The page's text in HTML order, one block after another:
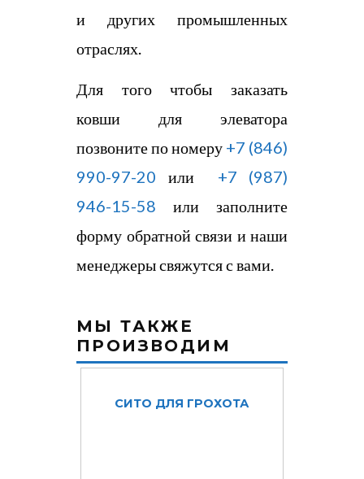
и других промышленных
отраслях.
Для того чтобы заказать
ковши для элеватора
позвоните по номеру +7​ (846)
990-97-20 или +7 (987)
946-15-58 или заполните
форму обратной связи и наши
менеджеры свяжутся с вами.
МЫ ТАКЖЕ
ПРОИЗВОДИМ
СИТО ДЛЯ ГРОХОТА